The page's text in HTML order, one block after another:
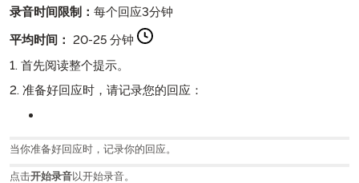
录音时间限制： 每个回应3分钟
平均时间： 20-25 分钟
1. 首先阅读整个提示。
2. 准备好回应时，请记录您的回应：
当你准备好回应时，记录你的回应。
点击开始录音以开始录音。